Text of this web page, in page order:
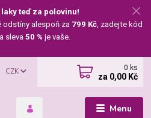
teď za polovinu!
odstíny alespoň za 799 Kč, zadejte kód
a sleva 50 % je vaše.
Menu
CZK 0 ks
za 0,00 Kč